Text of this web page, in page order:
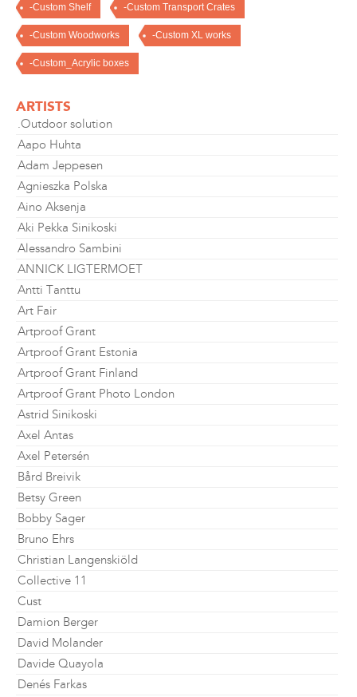
-Custom Shelf -Custom Transport Crates
-Custom Woodworks -Custom XL works
-Custom_Acrylic boxes
ARTISTS
.Outdoor solution
Aapo Huhta
Adam Jeppesen
Agnieszka Polska
Aino Aksenja
Aki Pekka Sinikoski
Alessandro Sambini
ANNICK LIGTERMOET
Antti Tanttu
Art Fair
Artproof Grant
Artproof Grant Estonia
Artproof Grant Finland
Artproof Grant Photo London
Astrid Sinikoski
Axel Antas
Axel Petersén
Bård Breivik
Betsy Green
Bobby Sager
Bruno Ehrs
Christian Langenskiöld
Collective 11
Cust
Damion Berger
David Molander
Davide Quayola
Denés Farkas